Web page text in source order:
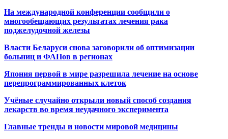
На международной конференции сообщили о
многообещающих результатах лечения рака
поджелудочной железы
Власти Беларуси снова заговорили об оптимизации
больниц и ФАПов в регионах
Япония первой в мире разрешила лечение на основе
перепрограммированных клеток
Учёные случайно открыли новый способ создания
лекарств во время неудачного эксперимента
Главные тренды и новости мировой медицины